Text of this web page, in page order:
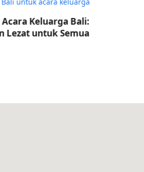
Keluarga Bali:
untuk Semua